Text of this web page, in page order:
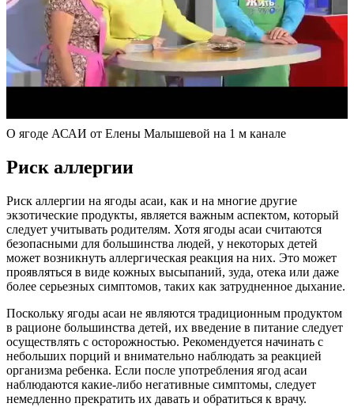
О ягоде АСАИ от Елены Малышевой на 1 м канале
Риск аллергии
Риск аллергии на ягоды асаи, как и на многие другие
экзотические продукты, является важным аспектом, который
следует учитывать родителям. Хотя ягоды асаи считаются
безопасными для большинства людей, у некоторых детей
может возникнуть аллергическая реакция на них. Это может
проявляться в виде кожных высыпаний, зуда, отека или даже
более серьезных симптомов, таких как затрудненное дыхание.
Поскольку ягоды асаи не являются традиционным продуктом
в рационе большинства детей, их введение в питание следует
осуществлять с осторожностью. Рекомендуется начинать с
небольших порций и внимательно наблюдать за реакцией
организма ребенка. Если после употребления ягод асаи
наблюдаются какие-либо негативные симптомы, следует
немедленно прекратить их давать и обратиться к врачу.